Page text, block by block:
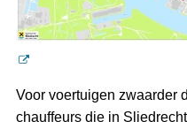
Voor voertuigen zwaarder
chauffeurs die in